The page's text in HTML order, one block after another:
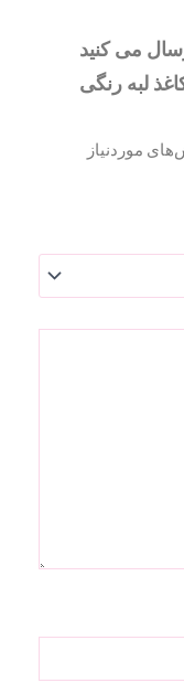
می کنید
با کاغذ لبه رنگی
موردنیاز